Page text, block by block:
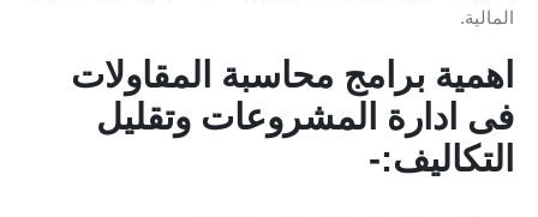
المالية.
اهمية برامج محاسبة المقاولات
فى ادارة المشروعات وتقليل
التكاليف:-